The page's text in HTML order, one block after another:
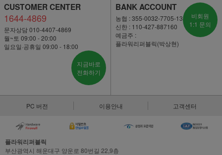
CUSTOMER CENTER
1644-4869
문자상담 010-4407-4869
월~토 09:00 - 20:00
일요일·공휴일 09:00 - 18:00
지금바로
전화하기
BANK ACCOUNT
농협 : 355-0032-7705-13
신한 : 110-427-887160
예금주 :
플라워리퍼블릭(박상현)
비회원
1:1 문의
PC 버전 이용안내 고객센터
플라워리퍼블릭
부산광역시 해운대구 양운로 80번길 22,9층